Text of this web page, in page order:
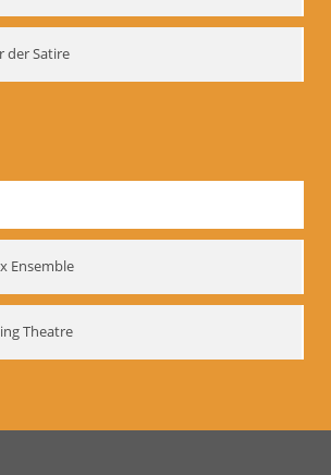
der Satire
Ensemble
Theatre